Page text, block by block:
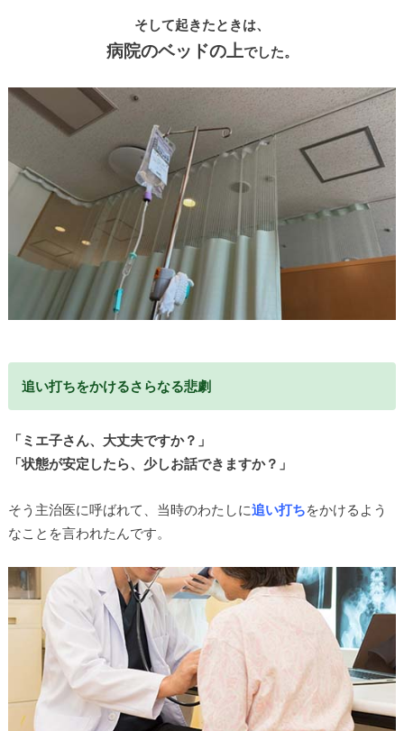
そして起きたときは、
病院のベッドの上でした。
追い打ちをかけるさらなる悲劇
「ミエ子さん、大丈夫ですか？」
「状態が安定したら、少しお話できますか？」
そう主治医に呼ばれて、当時のわたしに追い打ちをかけるよう
なことを言われたんです。